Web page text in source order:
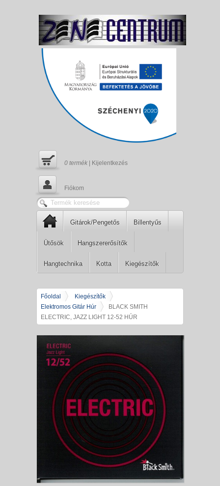
0 termék Kijelentkezés
Fiókom
Gitárok/Pengetős Billentyűs
Ütősök Hangszererősítők
Hangtechnika Kotta Kiegészítők
Főoldal
Kiegészítők
Elektromos Gitár Húr
BLACK SMITH
ELECTRIC, JAZZ LIGHT 12-52 HÚR